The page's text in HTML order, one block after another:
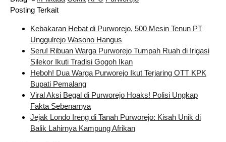
Posting Terkait
Kebakaran Hebat di Purworejo, 500 Mesin Tenun PT
Unggulrejo Wasono Hangus
Seru! Ribuan Warga Purworejo Tumpah Ruah di Irigasi
Silekor Ikuti Tradisi Gogoh Ikan
Heboh! Dua Warga Purworejo Ikut Terjaring OTT KPK
Bupati Pemalang
Viral Aksi Begal di Purworejo Hoaks! Polisi Ungkap
Fakta Sebenarnya
Jejak Londo Ireng di Tanah Purworejo: Kisah Unik di
Balik Lahirnya Kampung Afrikan